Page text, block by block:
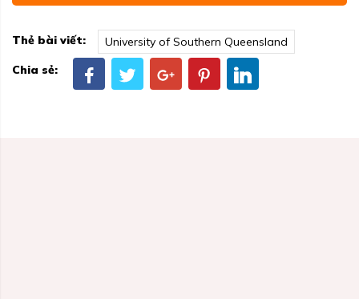
Thẻ bài viết:
University of Southern Queensland
Chia sẻ: